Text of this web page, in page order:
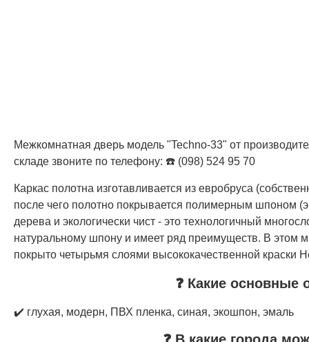
Межкомнатная дверь модель "Techno-33" от
складе звоните по телефону: ☎️ (098) 524 95 70
Каркас полотна изготавливается из евробруса
после чего полотно покрывается полимерным шпоном
дерева и экологически чист - это технологичный
натуральному шпону и имеет ряд преимуществ. В этом
покрыто четырьмя слоями высококачественной краски
❓ Какие основные
✔️ глухая, модерн, ПВХ пленка, синая, экошпон, эмаль
❓ В какие города